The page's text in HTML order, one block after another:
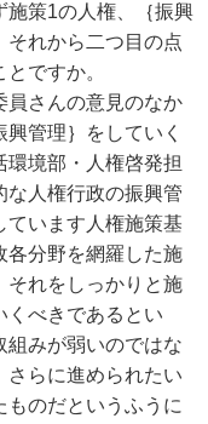
施策1の人権、｛振興
それから二つ目の点
ですか。
員さんの意見のなか
管理｝をしていく
境部・人権啓発担
な人権行政の振興管
ています人権施策基
各分野を網羅した施
それをしっかりと施
くべきであるとい
組みが弱いのではな
さらに進められたい
ものだというふうに